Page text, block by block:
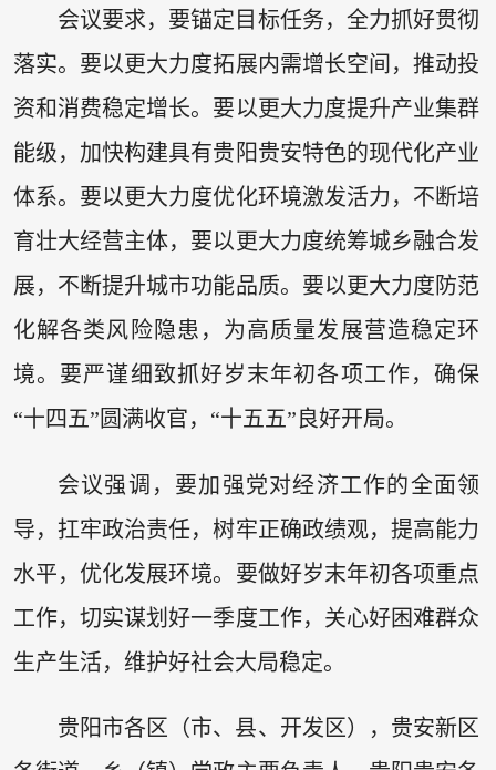
会议要求，要锚定目标任务，全力抓好贯彻
落实。要以更大力度拓展内需增长空间，推动投
资和消费稳定增长。要以更大力度提升产业集群
能级，加快构建具有贵阳贵安特色的现代化产业
体系。要以更大力度优化环境激发活力，不断培
育壮大经营主体，要以更大力度统筹城乡融合发
展，不断提升城市功能品质。要以更大力度防范
化解各类风险隐患，为高质量发展营造稳定环
境。要严谨细致抓好岁末年初各项工作，确保
“十四五”圆满收官，“十五五”良好开局。
会议强调，要加强党对经济工作的全面领
导，扛牢政治责任，树牢正确政绩观，提高能力
水平，优化发展环境。要做好岁末年初各项重点
工作，切实谋划好一季度工作，关心好困难群众
生产生活，维护好社会大局稳定。
贵阳市各区（市、县、开发区），贵安新区